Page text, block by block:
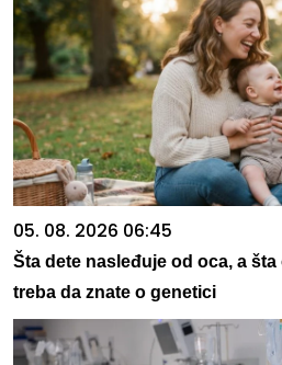
05. 08. 2026 06:45
Šta dete nasleđuje od oca, a
treba da znate o genetici